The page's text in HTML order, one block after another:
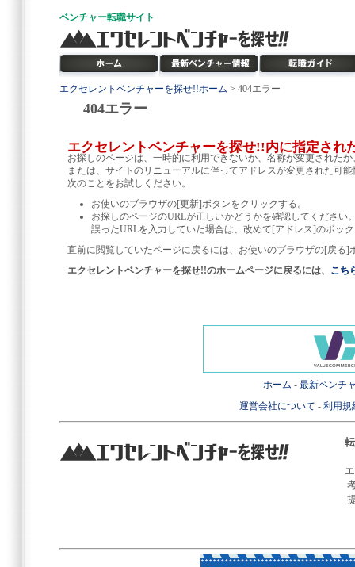
ベンチャー転職サイト
エクセレントベンチャーを探せ!!ホーム > 404エラー
404エラー
エクセレントベンチャーを探せ!!内に指定され
お探しのページは、一時的に利用できないか、名称が変更された
または、サイトのリニューアルに伴ってアドレスが変更された可
次のことをお試しください。
お使いのブラウザの[更新]ボタンをクリックする。
お探しのページのURLが正しいかどうかを確認してください
誤ったURLを入力していた場合は、改めて[アドレス]のボッ
直前に閲覧していたページに戻るには、お使いのブラウザの[戻る]
エクセレントベンチャーを探せ!!のホームページに戻るには、 こち
ホーム - 最新ベンチ
運営会社について - 利用規